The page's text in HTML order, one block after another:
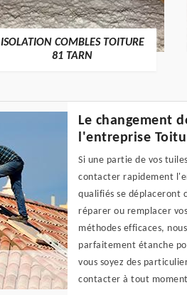
ISOLATION COMBLES TOITURE
81 TARN
Le changement
l'entreprise
Si une partie de vos
contacter rapidement
qualifiés se déplaceront
réparer ou remplacer
méthodes efficaces,
parfaitement étanche
vous soyez des
contacter à tout